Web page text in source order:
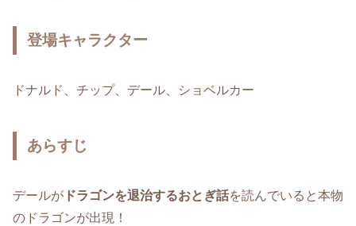
登場キャラクター
ドナルド、チップ、デール、ショベルカー
あらすじ
デールが ドラゴンを退治するおとぎ話を読んでいると本物
のドラゴンが出現！